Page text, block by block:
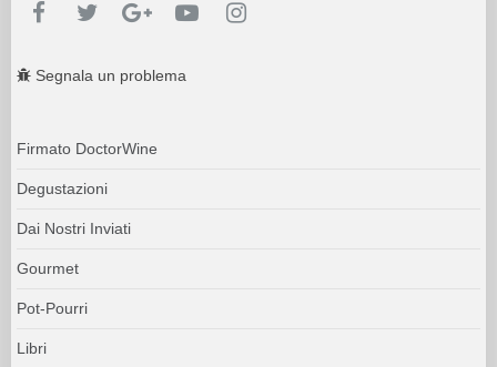
Segnala un problema
Firmato DoctorWine
Degustazioni
Dai Nostri Inviati
Gourmet
Pot-Pourri
Libri